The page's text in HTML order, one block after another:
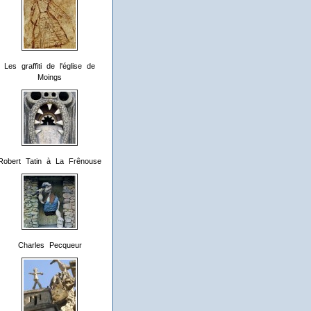
Les graffiti de l'église de
Moings
Tatin à La Frênouse
Charles Pecqueur